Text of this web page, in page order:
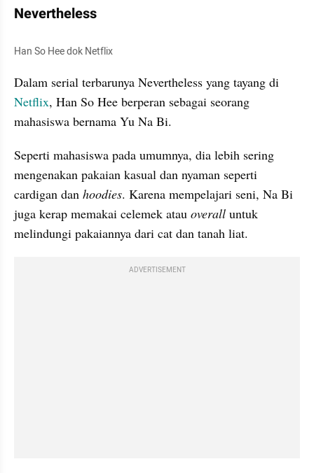
Nevertheless
Han So Hee dok Netflix
Netflix, Han So Hee berperan sebagai seorang
mahasiswa bernama Yu Na Bi.
Seperti mahasiswa pada umumnya, dia lebih sering
mengenakan pakaian kasual dan nyaman seperti
cardigan dan hoodies. Karena mempelajari seni, Na Bi
juga kerap memakai celemek atau overall untuk
melindungi pakaiannya dari cat dan tanah liat.
ADVERTISEMENT